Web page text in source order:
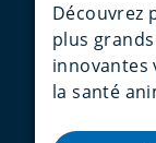
Découvrez
plus
innovantes
la santé